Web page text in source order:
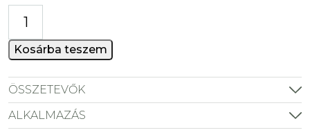
Tea
mennyiség
Kosárba teszem
ÖSSZETEVŐK
ALKALMAZÁS